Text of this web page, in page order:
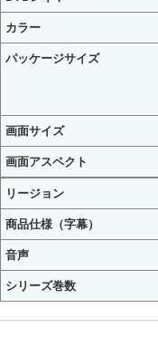
カラー
パッケージサイズ
画面サイズ
画面アスペクト
リージョン
商品仕様（字幕）
音声
シリーズ巻数